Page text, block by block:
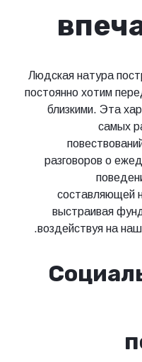
Людская натура
постоянно хотим
близкими. Эта
самых
разговоров о
составляющей
выстраивая
воздействуя на